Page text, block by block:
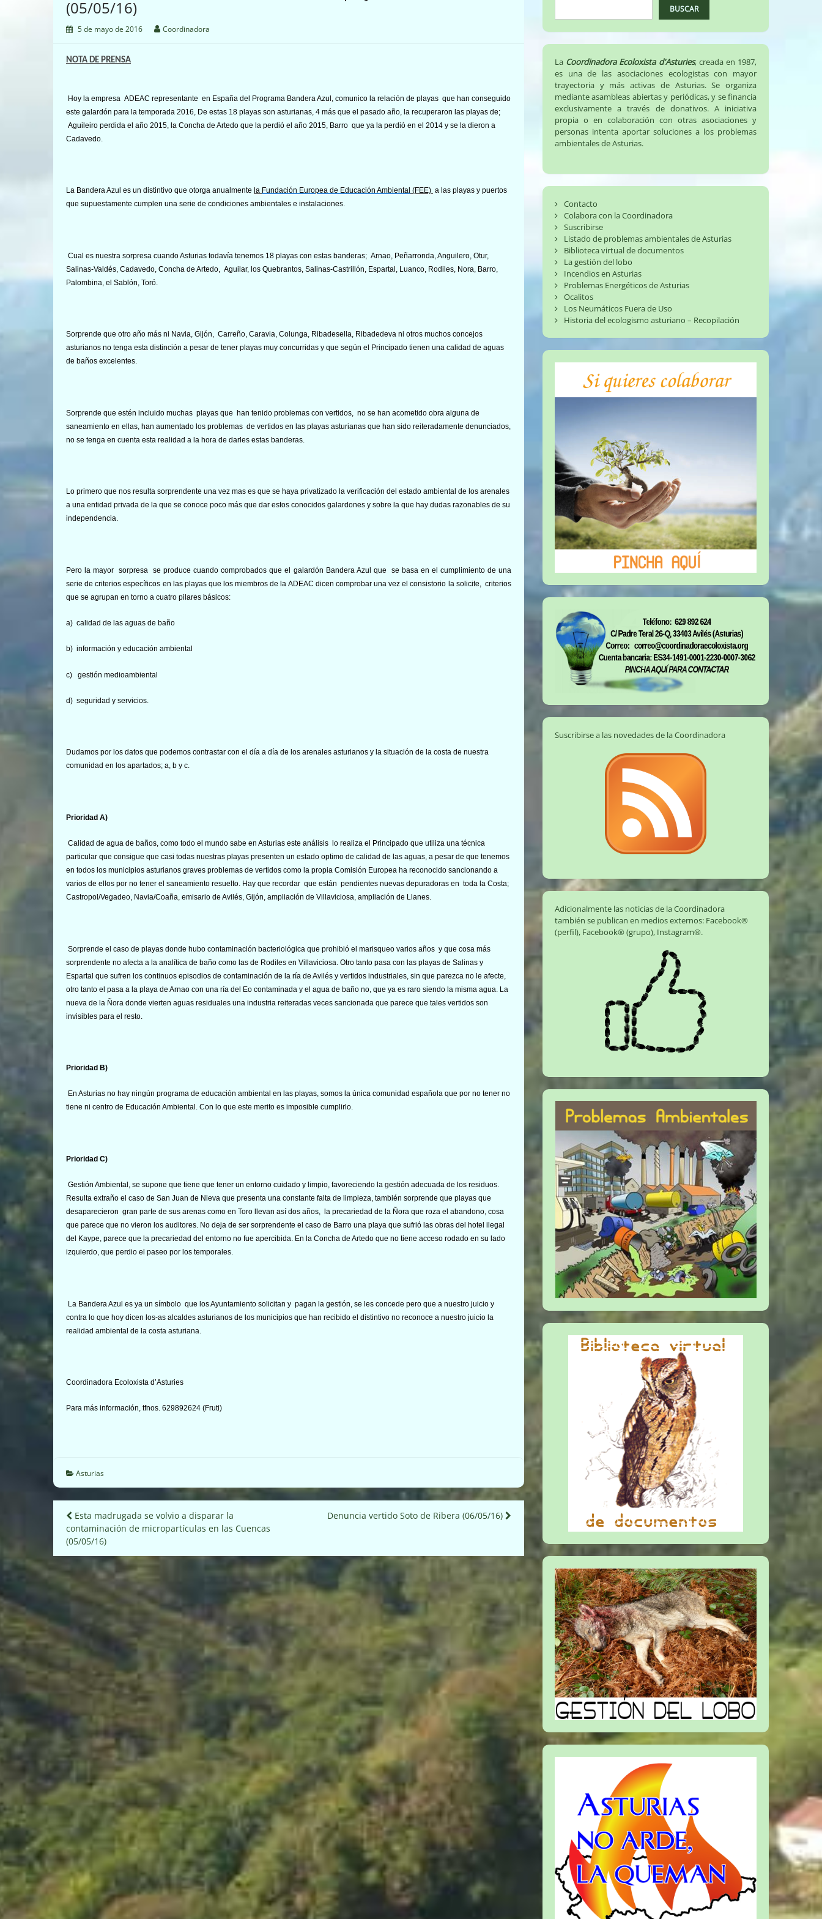
(05/05/16)
5 de mayo de 2016 Coordinadora
NOTA DE PRENSA
Hoy la empresa ADEAC representante en España del Programa Bandera Azul, comunico la relación de playas que han conseguido
este galardón para la temporada 2016, De estas 18 playas son asturianas, 4 más que el pasado año, la recuperaron las playas de;
Aguileiro perdida el año 2015, la Concha de Artedo que la perdió el año 2015, Barro que ya la perdió en el 2014 y se la dieron a
Cadavedo.
La Bandera Azul es un distintivo que otorga anualmente la Fundación Europea de Educación Ambiental (FEE) a las playas y puertos
que supuestamente cumplen una serie de condiciones ambientales e instalaciones.
Cual es nuestra sorpresa cuando Asturias todavía tenemos 18 playas con estas banderas; Arnao, Peñarronda, Anguilero, Otur,
Salinas-Valdés, Cadavedo, Concha de Artedo, Aguilar, los Quebrantos, Salinas-Castrillón, Espartal, Luanco, Rodiles, Nora, Barro,
Palombina, el Sablón, Toró.
Sorprende que otro año más ni Navia, Gijón, Carreño, Caravia, Colunga, Ribadesella, Ribadedeva ni otros muchos concejos
asturianos no tenga esta distinción a pesar de tener playas muy concurridas y que según el Principado tienen una calidad de aguas
de baños excelentes.
Sorprende que estén incluido muchas playas que han tenido problemas con vertidos, no se han acometido obra alguna de
saneamiento en ellas, han aumentado los problemas de vertidos en las playas asturianas que han sido reiteradamente denunciados,
no se tenga en cuenta esta realidad a la hora de darles estas banderas.
Lo primero que nos resulta sorprendente una vez mas es que se haya privatizado la verificación del estado ambiental de los arenales
a una entidad privada de la que se conoce poco más que dar estos conocidos galardones y sobre la que hay dudas razonables de su
independencia.
Pero la mayor sorpresa se produce cuando comprobados que el galardón Bandera Azul que se basa en el cumplimiento de una
serie de criterios específicos en las playas que los miembros de la ADEAC dicen comprobar una vez el consistorio la solicite, criterios
que se agrupan en torno a cuatro pilares básicos:
a) calidad de las aguas de baño
b) información y educación ambiental
c) gestión medioambiental
d) seguridad y servicios.
Dudamos por los datos que podemos contrastar con el día a día de los arenales asturianos y la situación de la costa de nuestra
comunidad en los apartados; a, b y c.
Prioridad A)
Calidad de agua de baños, como todo el mundo sabe en Asturias este análisis lo realiza el Principado que utiliza una técnica
particular que consigue que casi todas nuestras playas presenten un estado optimo de calidad de las aguas, a pesar de que tenemos
en todos los municipios asturianos graves problemas de vertidos como la propia Comisión Europea ha reconocido sancionando a
varios de ellos por no tener el saneamiento resuelto. Hay que recordar que están pendientes nuevas depuradoras en toda la Costa;
Castropol/Vegadeo, Navia/Coaña, emisario de Avilés, Gijón, ampliación de Villaviciosa, ampliación de Llanes.
Sorprende el caso de playas donde hubo contaminación bacteriológica que prohibió el marisqueo varios años y que cosa más
sorprendente no afecta a la analítica de baño como las de Rodiles en Villaviciosa. Otro tanto pasa con las playas de Salinas y
Espartal que sufren los continuos episodios de contaminación de la ría de Avilés y vertidos industriales, sin que parezca no le afecte,
otro tanto el pasa a la playa de Arnao con una ría del Eo contaminada y el agua de baño no, que ya es raro siendo la misma agua. La
nueva de la Ñora donde vierten aguas residuales una industria reiteradas veces sancionada que parece que tales vertidos son
invisibles para el resto.
Prioridad B)
En Asturias no hay ningún programa de educación ambiental en las playas, somos la única comunidad española que por no tener no
tiene ni centro de Educación Ambiental. Con lo que este merito es imposible cumplirlo.
Prioridad C)
Gestión Ambiental, se supone que tiene que tener un entorno cuidado y limpio, favoreciendo la gestión adecuada de los residuos.
Resulta extraño el caso de San Juan de Nieva que presenta una constante falta de limpieza, también sorprende que playas que
desaparecieron gran parte de sus arenas como en Toro llevan así dos años, la precariedad de la Ñora que roza el abandono, cosa
que parece que no vieron los auditores. No deja de ser sorprendente el caso de Barro una playa que sufrió las obras del hotel ilegal
del Kaype, parece que la precariedad del entorno no fue apercibida. En la Concha de Artedo que no tiene acceso rodado en su lado
izquierdo, que perdio el paseo por los temporales.
La Bandera Azul es ya un símbolo que los Ayuntamiento solicitan y pagan la gestión, se les concede pero que a nuestro juicio y
contra lo que hoy dicen los-as alcaldes asturianos de los municipios que han recibido el distintivo no reconoce a nuestro juicio la
realidad ambiental de la costa asturiana.
Coordinadora Ecoloxista d’Asturies
Para más información, tfnos. 629892624 (Fruti)
Asturias
Navegación
de
entradas
Esta madrugada se volvio a disparar la
contaminación de micropartículas en las Cuencas
(05/05/16)
Denuncia vertido Soto de Ribera (06/05/16)
BUSCAR
La Coordinadora Ecoloxista d'Asturies, creada en 1987,
es una de las asociaciones ecologistas con mayor
trayectoria y más activas de Asturias. Se organiza
mediante asambleas abiertas y periódicas, y se financia
exclusivamente a través de donativos. A iniciativa
propia o en colaboración con otras asociaciones y
personas intenta aportar soluciones a los problemas
ambientales de Asturias.
Contacto
Colabora con la Coordinadora
Suscribirse
Listado de problemas ambientales de Asturias
Biblioteca virtual de documentos
La gestión del lobo
Incendios en Asturias
Problemas Energéticos de Asturias
Ocalitos
Los Neumáticos Fuera de Uso
Historia del ecologismo asturiano – Recopilación
Suscribirse a las novedades de la Coordinadora
Adicionalmente las noticias de la Coordinadora
también se publican en medios externos: Facebook®
(perfil), Facebook® (grupo), Instagram®.